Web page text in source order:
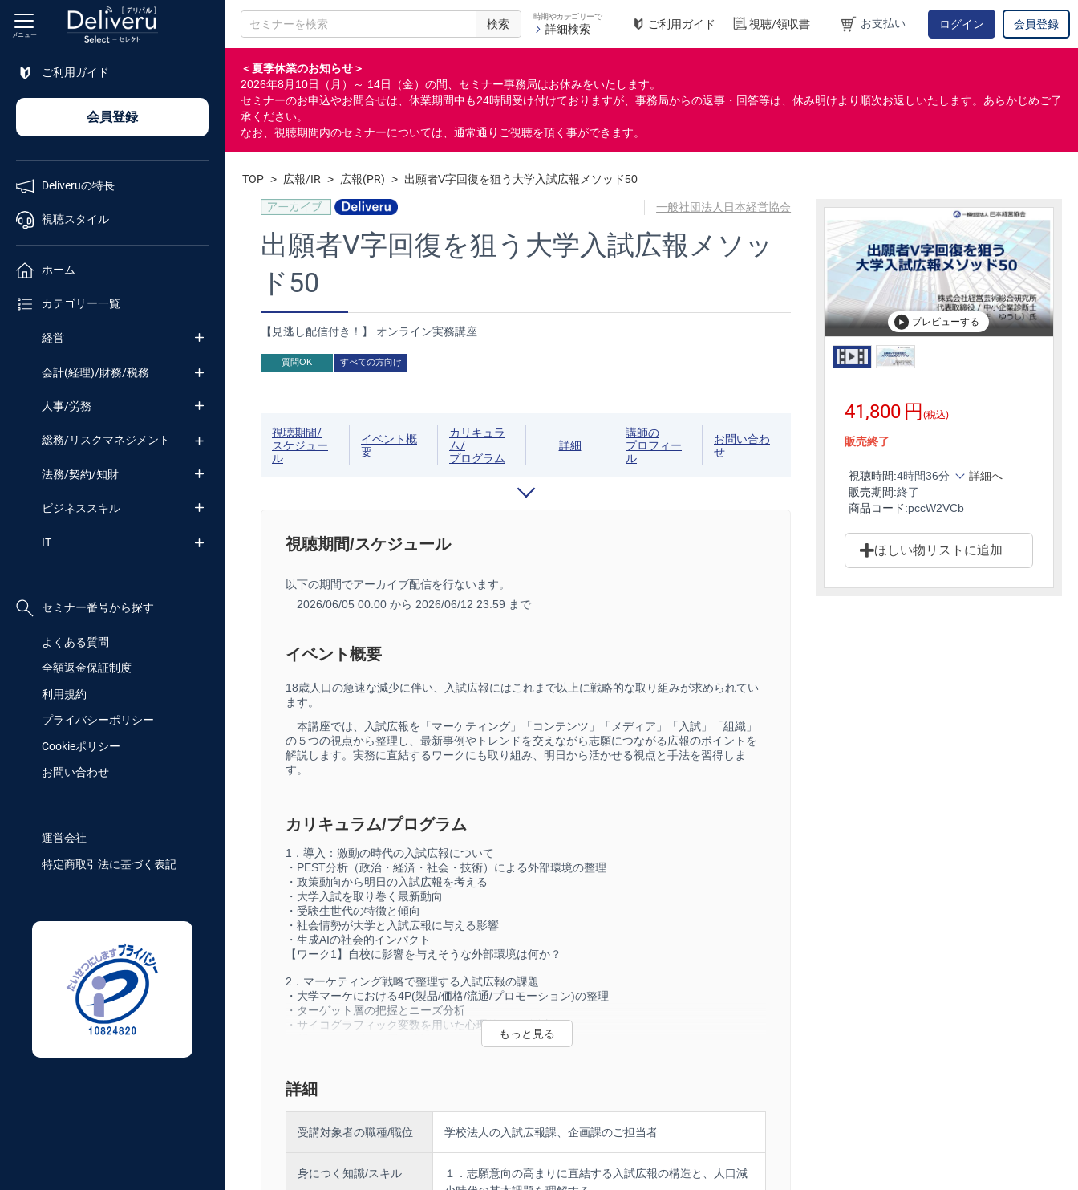
検索
時期やカテゴリーで
詳細検索 ご利用ガイド 視聴/領収書 お支払い ログイン 会員登録
＜夏季休業のお知らせ＞
2026年8月10日（月）～ 14日（金）の間、セミナー事務局はお休みをいたします。
セミナーのお申込やお問合せは、休業期間中も24時間受け付けておりますが、事務局からの返事・回答等は、休み明けより順次お返しいたします。あらかじめご了
承ください。
なお、視聴期間内のセミナーについては、通常通りご視聴を頂く事ができます。
メニュー
ご利用ガイド
会員登録
Deliveruの特長
視聴スタイル
ホーム
カテゴリー一覧
経営
会計(経理)/財務/税務
人事/労務
総務/リスクマネジメント
法務/契約/知財
ビジネススキル
IT
セミナー番号から探す
よくある質問
全額返金保証制度
利用規約
プライバシーポリシー
Cookieポリシー
お問い合わせ
運営会社
特定商取引法に基づく表記
セミナー
番号検索
TOP > 広報/IR > 広報(PR) > 出願者V字回復を狙う大学入試広報メソッド50
プレビューする
一般社団法人日本経営協会
出願者V字回復を狙う大学入試広報メソッ
ド50
【見逃し配信付き！】 オンライン実務講座
質問OK すべての方向け
41,800 円 (税込)
販売終了
視聴時間:4時間36分
詳細へ
販売期間:終了
商品コード:pccW2VCb
ほしい物リストに追加
視聴期間/
スケジュー
ル
イベント概
要
カリキュラ
ム/
プログラム
詳細
講師の
プロフィー
ル
お問い合わ
せ
視聴期間/スケジュール
以下の期間でアーカイブ配信を行ないます。
2026/06/05 00:00 から 2026/06/12 23:59 まで
イベント概要
18歳人口の急速な減少に伴い、入試広報にはこれまで以上に戦略的な取り組みが求められてい
ます。
本講座では、入試広報を「マーケティング」「コンテンツ」「メディア」「入試」「組織」
の５つの視点から整理し、最新事例やトレンドを交えながら志願につながる広報のポイントを
解説します。実務に直結するワークにも取り組み、明日から活かせる視点と手法を習得しま
す。
カリキュラム/プログラム
1．導入：激動の時代の入試広報について
・PEST分析（政治・経済・社会・技術）による外部環境の整理
・政策動向から明日の入試広報を考える
・大学入試を取り巻く最新動向
・受験生世代の特徴と傾向
・社会情勢が大学と入試広報に与える影響
・生成AIの社会的インパクト
【ワーク1】自校に影響を与えそうな外部環境は何か？
2．マーケティング戦略で整理する入試広報の課題
・大学マーケにおける4P(製品/価格/流通/プロモーション)の整理
・ターゲット層の把握とニーズ分析
・サイコグラフィック変数を用いた心理的ニーズ分析
・競合分析と実践的な対抗手法
【ワーク2】自校のペルソナをイメージする
3．コンテンツ戦略の構築
・大学の魅力をコンテンツ化できているか?
・コンテンツ評価チェックリストによる現状診断
・学部・学科・学生・卒業生・地域資源の具体的なコンテンツ化視点
・オープンキャンパスを改善と設計
詳細
受講対象者の職種/職位 学校法人の入試広報課、企画課のご担当者
身につく知識/スキル
１．志願意向の高まりに直結する入試広報の構造と、人口減